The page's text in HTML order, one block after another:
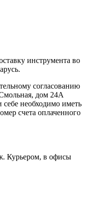
инструмента во
согласованию
дом 24А
необходимо иметь
счета оплаченного
Курьером, в офисы